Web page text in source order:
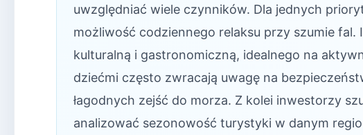
uwzględniać wiele czynników. Dla jednych
możliwość codziennego relaksu przy szumie
kulturalną i gastronomiczną, idealnego na
dziećmi często zwracają uwagę na
łagodnych zejść do morza. Z kolei inwestorzy
analizować sezonowość turystyki w danym